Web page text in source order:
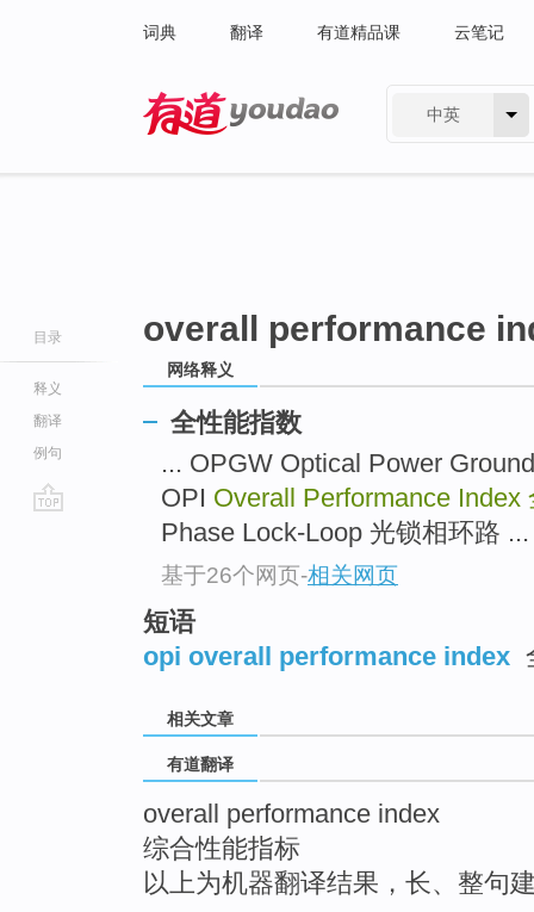
词典 翻译 有道精品课 云笔记
中英
目录
释义
翻译
例句
overall performance
网络释义
全性能指数
... OPGW Optical Power
OPI Overall Performance Index
Phase Lock-Loop 光锁相环路 ...
基于26个网页-相关网页
短语
opi overall performance index
相关文章
有道翻译
overall performance index
综合性能指标
以上为机器翻译结果，长、整句